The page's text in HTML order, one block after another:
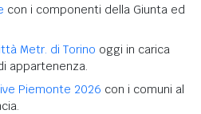
con i componenti della Giunta ed
Metr. di Torino oggi in carica
appartenenza.
Piemonte 2026 con i comuni al